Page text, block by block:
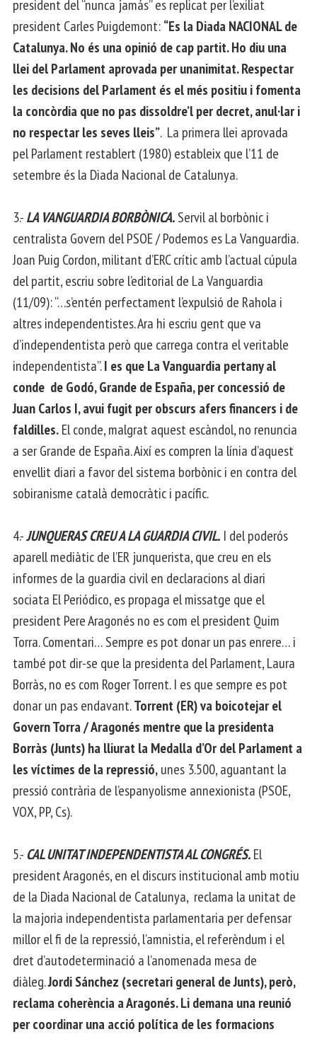
president del “nunca jamás” es replicat per l’exiliat
president Carles Puigdemont:“Es la Diada NACIONAL de
Catalunya. No és una opinió de cap partit. Ho diu una
llei del Parlament aprovada per unanimitat. Respectar
les decisions del Parlament és el més positiu i fomenta
la concòrdia que no pas dissoldre’l per decret, anul·lar i
no respectar les seves lleis”. La primera llei aprovada
pel Parlament restablert (1980) estableix que l’11 de
setembre és la Diada Nacional de Catalunya.
3.-LA VANGUARDIA BORBÒNICA.Servil al borbònic i
centralista Govern del PSOE / Podemos es La Vanguardia.
Joan Puig Cordon, militant d’ERC crític amb l’actual cúpula
del partit, escriu sobre l’editorial de La Vanguardia
(11/09): “…s’entén perfectament l’expulsió de Rahola i
altres independentistes. Ara hi escriu gent que va
d’independentista però que carrega contra el veritable
independentista”.I es que La Vanguardia pertany al
conde de Godó, Grande de España, per concessió de
Juan Carlos I, avui fugit per obscurs afers financers i de
faldilles.El conde, malgrat aquest escàndol, no renuncia
a ser Grande de España. Així es compren la línia d’aquest
envellit diari a favor del sistema borbònic i en contra del
sobiranisme català democràtic i pacífic.
4.-JUNQUERAS CREU A LA GUARDIA CIVIL. I del poderós
aparell mediàtic de l’ER junquerista, que creu en els
informes de la guardia civil en declaracions al diari
sociata El Periódico, es propaga el missatge que el
president Pere Aragonés no es com el president Quim
Torra. Comentari… Sempre es pot donar un pas enrere… i
també pot dir-se que la presidenta del Parlament, Laura
Borràs, no es com Roger Torrent. I es que sempre es pot
donar un pas endavant.Torrent (ER) va boicotejar el
Govern Torra / Aragonés mentre que la presidenta
Borràs (Junts) ha lliurat la Medalla d’Or del Parlament a
les víctimes de la repressió,unes 3.500, aguantant la
pressió contrària de l’espanyolisme annexionista (PSOE,
VOX, PP, Cs).
5.- CAL UNITAT INDEPENDENTISTA AL CONGRÉS.El
president Aragonés, en el discurs institucional amb motiu
de la Diada Nacional de Catalunya, reclama la unitat de
la majoria independentista parlamentaria per defensar
millor el fi de la repressió, l’amnistia, el referèndum i el
dret d’autodeterminació a l’anomenada mesa de
diàleg.Jordi Sánchez (secretari general de Junts), però,
reclama coherència a Aragonés. Li demana una reunió
per coordinar una acció política de les formacions